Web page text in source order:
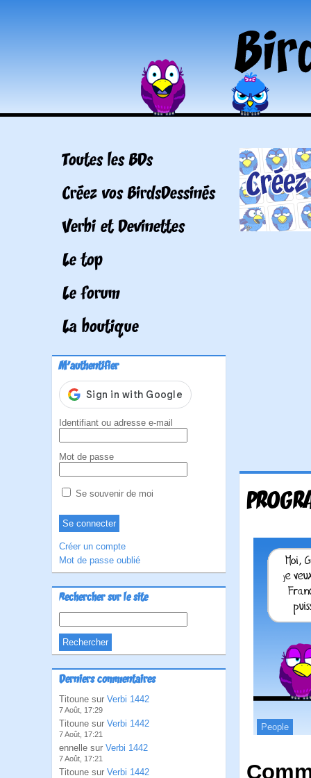
Toutes les BDs
Créez vos BirdsDessinés
Verbi et Devinettes
Le top
Le forum
La boutique
M'authentifier
Identifiant ou adresse e-mail
Mot de passe
Se souvenir de moi
Créer un compte
Mot de passe oublié
Rechercher sur le site
Derniers commentaires
Titoune sur Verbi 1442
7 Août, 17:29
Titoune sur Verbi 1442
7 Août, 17:21
ennelle sur Verbi 1442
7 Août, 17:21
Titoune sur Verbi 1442
People